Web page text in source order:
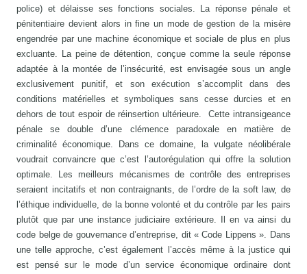
police) et délaisse ses fonctions sociales. La réponse pénale et
pénitentiaire devient alors in fine un mode de gestion de la misère
engendrée par une machine économique et sociale de plus en plus
excluante. La peine de détention, conçue comme la seule réponse
adaptée à la montée de l’insécurité, est envisagée sous un angle
exclusivement punitif, et son exécution s’accomplit dans des
conditions matérielles et symboliques sans cesse durcies et en
dehors de tout espoir de réinsertion ultérieure. Cette intransigeance
pénale se double d’une clémence paradoxale en matière de
criminalité économique. Dans ce domaine, la vulgate néolibérale
voudrait convaincre que c’est l’autorégulation qui offre la solution
optimale. Les meilleurs mécanismes de contrôle des entreprises
seraient incitatifs et non contraignants, de l’ordre de la soft law, de
l’éthique individuelle, de la bonne volonté et du contrôle par les pairs
plutôt que par une instance judiciaire extérieure. Il en va ainsi du
code belge de gouvernance d’entreprise, dit « Code Lippens ». Dans
une telle approche, c’est également l’accès même à la justice qui
est pensé sur le mode d’un service économique ordinaire dont